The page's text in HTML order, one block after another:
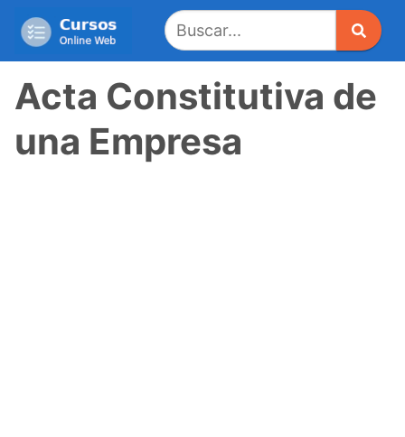
Acta Constitutiva de
una Empresa